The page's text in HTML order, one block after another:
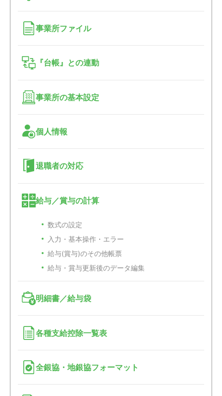
事業所ファイル
『台帳』との連動
事業所の基本設定
個人情報
退職者の対応
給与／賞与の計算
数式の設定
入力・基本操作・エラー
給与(賞与)のその他帳票
給与・賞与更新後のデータ編集
明細書／給与袋
各種支給控除一覧表
全銀協・地銀協フォーマット